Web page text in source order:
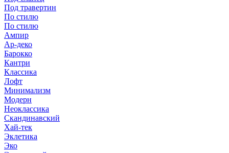
Под травертин
По стилю
По стилю
Ампир
Ар-деко
Барокко
Кантри
Классика
Лофт
Минимализм
Модерн
Неоклассика
Скандинавский
Хай-тек
Эклетика
Эко